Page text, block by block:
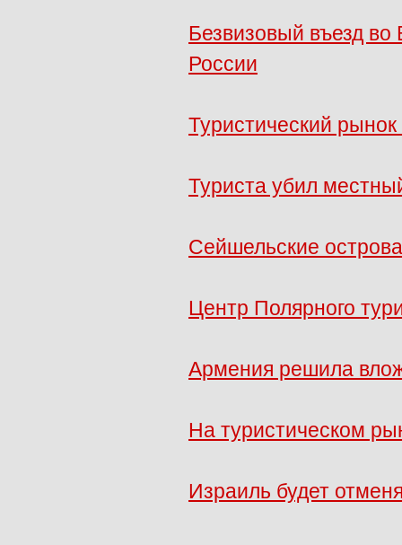
Безвизовый въезд
России
Туристический
Туриста убил
Сейшельские
Центр Полярного
Армения решила
На туристическом
Израиль будет